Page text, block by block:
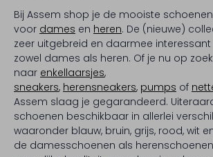
Bij Assem shop je de mooiste
voor dames en heren. De (nieuwe)
zeer uitgebreid en daarmee
zowel dames als heren. Of je nu op
naar enkellaarsjes,
sneakers, herensneakers, pumps of
Assem slaag je gegarandeerd.
schoenen beschikbaar in allerlei
waaronder blauw, bruin, grijs, rood, wit
de damesschoenen als